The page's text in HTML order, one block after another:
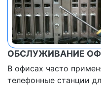
ОБСЛУЖИВАНИЕ
В офисах часто
телефонные станции